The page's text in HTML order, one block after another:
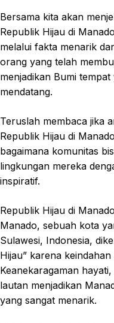
Bersama kita akan
Republik Hijau di
melalui fakta menarik
orang yang telah
menjadikan Bumi
mendatang.
Teruslah membaca jika
Republik Hijau di
bagaimana komunitas
lingkungan mereka
inspiratif.
Republik Hijau di Manado
Manado, sebuah kota
Sulawesi, Indonesia,
Hijau” karena
Keanekaragaman
lautan menjadikan
yang sangat menarik.